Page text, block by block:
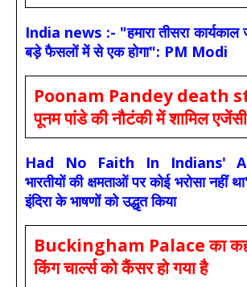
India news :- "हमारा तीसरा कार्यकाल
बड़े फैसलों में से एक होगा": PM Modi
Poonam Pandey death
पूनम पांडे की नौटंकी में शामिल एजेंसी
Had No Faith In Indians'
भारतीयों की क्षमताओं पर कोई भरोसा नहीं
इंदिरा के भाषणों को उद्धृत किया
Buckingham Palace का
किंग चार्ल्स को कैंसर हो गया है